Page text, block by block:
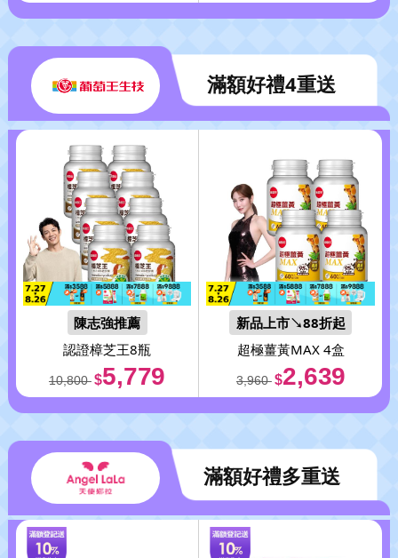
滿額好禮4重送
陳志強推薦
認證樟芝王8瓶
10,800 $5,779
新品上市↘88折起
超極薑黃MAX 4盒
3,960 $2,639
滿額好禮多重送